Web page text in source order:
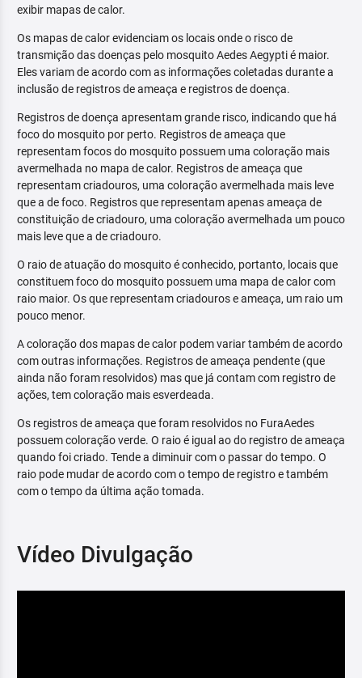
exibir mapas de calor.
Os mapas de calor evidenciam os locais onde o risco de
transmição das doenças pelo mosquito Aedes Aegypti é maior.
Eles variam de acordo com as informações coletadas durante a
inclusão de registros de ameaça e registros de doença.
Registros de doença apresentam grande risco, indicando que há
foco do mosquito por perto. Registros de ameaça que
representam focos do mosquito possuem uma coloração mais
avermelhada no mapa de calor. Registros de ameaça que
representam criadouros, uma coloração avermelhada mais leve
que a de foco. Registros que representam apenas ameaça de
constituição de criadouro, uma coloração avermelhada um pouco
mais leve que a de criadouro.
O raio de atuação do mosquito é conhecido, portanto, locais que
constituem foco do mosquito possuem uma mapa de calor com
raio maior. Os que representam criadouros e ameaça, um raio um
pouco menor.
A coloração dos mapas de calor podem variar também de acordo
com outras informações. Registros de ameaça pendente (que
ainda não foram resolvidos) mas que já contam com registro de
ações, tem coloração mais esverdeada.
Os registros de ameaça que foram resolvidos no FuraAedes
possuem coloração verde. O raio é igual ao do registro de ameaça
quando foi criado. Tende a diminuir com o passar do tempo. O
raio pode mudar de acordo com o tempo de registro e também
com o tempo da última ação tomada.
Vídeo Divulgação